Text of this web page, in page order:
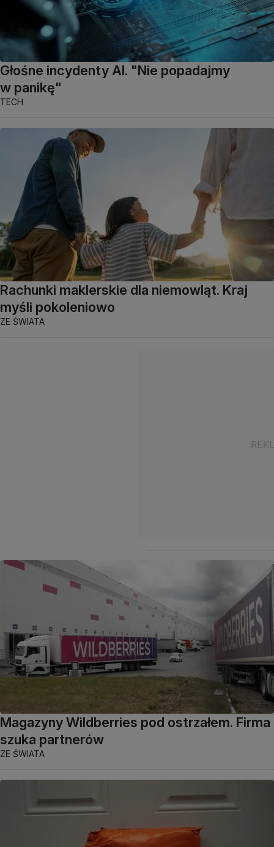
Głośne incydenty AI. "Nie popadajmy
w panikę"
TECH
Rachunki maklerskie dla niemowląt. Kraj
myśli pokoleniowo
ZE ŚWIATA
Magazyny Wildberries pod ostrzałem. Firma
szuka partnerów
ZE ŚWIATA